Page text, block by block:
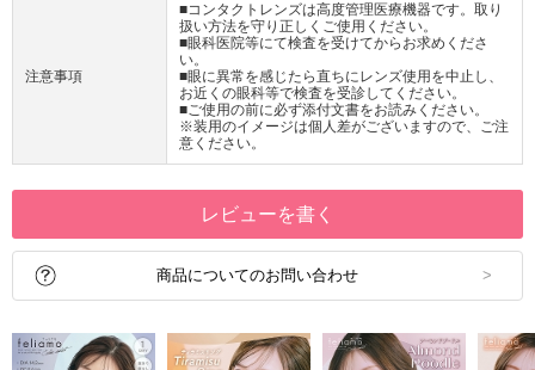
注意事項
■コンタクトレンズは高度管理医療機器です。取り
扱い方法を守り正しくご使用ください。
■眼科医院等にて検査を受けてからお求めくださ
い。
■眼に異常を感じたら直ちにレンズ使用を中止し、
お近くの眼科等で検査を受診してください。
■ご使用の前に必ず添付文書をお読みください。
※装用のイメージは個人差がございますので、ご注
意ください。
レビューを書く
商品についてのお問い合わせ